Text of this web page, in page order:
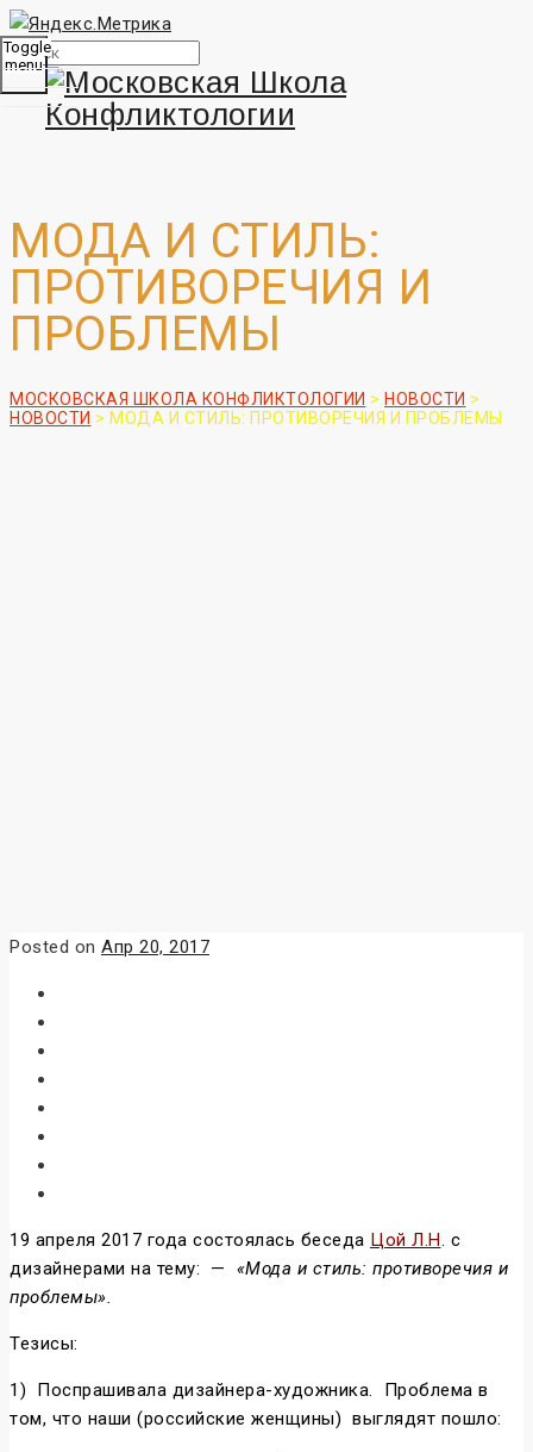
Toggle
menu
МОДА И СТИЛЬ:
ПРОТИВОРЕЧИЯ И
ПРОБЛЕМЫ
МОСКОВСКАЯ ШКОЛА КОНФЛИКТОЛОГИИ > НОВОСТИ >
НОВОСТИ > МОДА И СТИЛЬ: ПРОТИВОРЕЧИЯ И ПРОБЛЕМЫ
Posted on Апр 20, 2017
19 апреля 2017 года состоялась беседа Цой Л.Н. с
дизайнерами на тему: — «Мода и стиль: противоречия и
проблемы».
Тезисы:
1) Поспрашивала дизайнера-художника. Проблема в
том, что наши (российские женщины) выглядят пошло: